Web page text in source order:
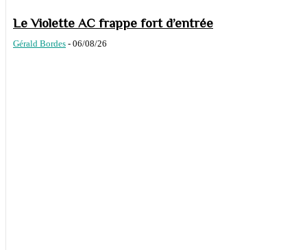
Le Violette AC frappe fort d’entrée
Gérald Bordes - 06/08/26